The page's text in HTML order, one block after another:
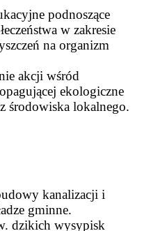
podnoszące
w zakresie
na organizm
akcji wśród
ekologiczne
środowiska lokalnego.
kanalizacji i
gminne.
dzikich wysypisk